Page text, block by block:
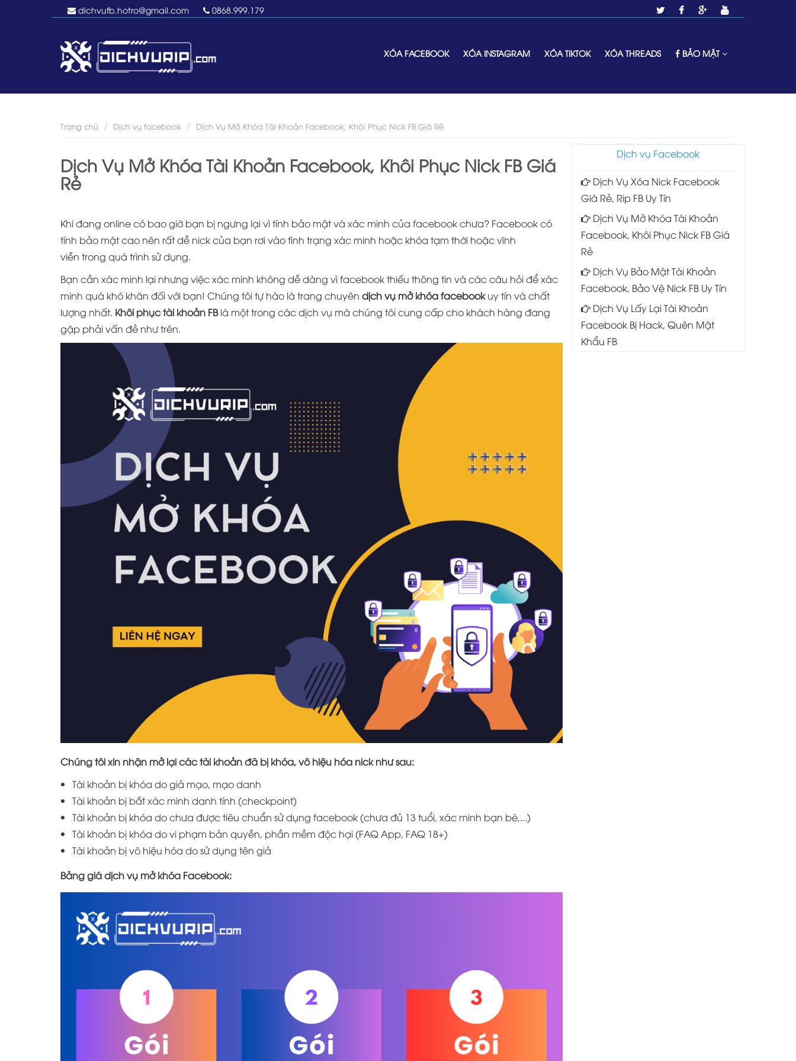
dichvufb.hotro@gmail.com 0868.999.179
BẢO MẬT
XÓA THREADS
XÓA TIKTOK
XÓA INSTAGRAM
XÓA FACEBOOK
Trang chủ Dịch vụ facebook Dịch Vụ Mở Khóa Tài Khoản Facebook, Khôi Phục Nick FB Giá Rẻ
Dịch Vụ Mở Khóa Tài Khoản Facebook, Khôi Phục Nick FB Giá
Rẻ
Khi đang online có bao giờ bạn bị ngưng lại vì tính bảo mật và xác minh của facebook chưa? Facebook có
tính bảo mật cao nên rất dễ nick của bạn rơi vào tình trạng xác minh hoặc khóa tạm thời hoặc vĩnh
viễn trong quá trình sử dụng.
Bạn cần xác minh lại nhưng việc xác minh không dễ dàng vì facebook thiếu thông tin và các câu hỏi để xác
minh quá khó khăn đối với bạn! Chúng tôi tự hào là trang chuyên dịch vụ mở khóa facebookuy tín và chất
lượng nhất. Khôi phục tài khoản FBlà một trong các dịch vụ mà chúng tôi cung cấp cho khách hàng đang
gặp phải vấn đề như trên.
Chúng tôi xin nhận mở lại các tài khoản đã bị khóa, vô hiệu hóa nick như sau:
Tài khoản bị khóa do giả mạo, mạo danh
Tài khoản bị bắt xác minh danh tính (checkpoint)
Tài khoản bị khóa do chưa được tiêu chuẩn sử dụng facebook (chưa đủ 13 tuổi, xác minh bạn bè,...)
Tài khoản bị khóa do vi phạm bản quyền, phần mềm độc hại (FAQ App, FAQ 18+)
Tài khoản bị vô hiệu hóa do sử dụng tên giả
Bảng giá dịch vụ mở khóa Facebook:
Dịch vụ Facebook
Dịch Vụ Xóa Nick Facebook
Giá Rẻ, Rip FB Uy Tín
Dịch Vụ Mở Khóa Tài Khoản
Facebook, Khôi Phục Nick FB Giá
Rẻ
Dịch Vụ Bảo Mật Tài Khoản
Facebook, Bảo Vệ Nick FB Uy Tín
Dịch Vụ Lấy Lại Tài Khoản
Facebook Bị Hack, Quên Mật
Khẩu FB